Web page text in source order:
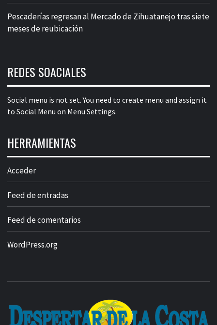
Pescaderías regresan al Mercado de Zihuatanejo tras siete
meses de reubicación
REDES SOACIALES
Social menu is not set. You need to create menu and assign it
to Social Menu on Menu Settings.
HERRAMIENTAS
Acceder
Feed de entradas
Feed de comentarios
WordPress.org